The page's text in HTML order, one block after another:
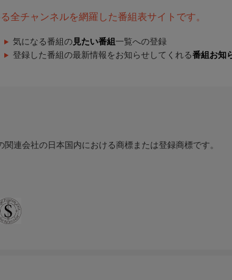
全チャンネルを網羅した番組表サイトです。
気になる番組の 見たい番組 一覧への登録
登録した番組の最新情報をお知らせしてくれる番組お知
連会社の日本国内における商標または登録商標です。